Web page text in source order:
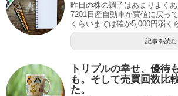
昨日の株の調子はあまりよくあ
7201日産自動車が買値に戻っ
くらいまでは確か5,000円弱く
記事を読む
トリプルの幸せ、優待
も。そして売買回数比
た。